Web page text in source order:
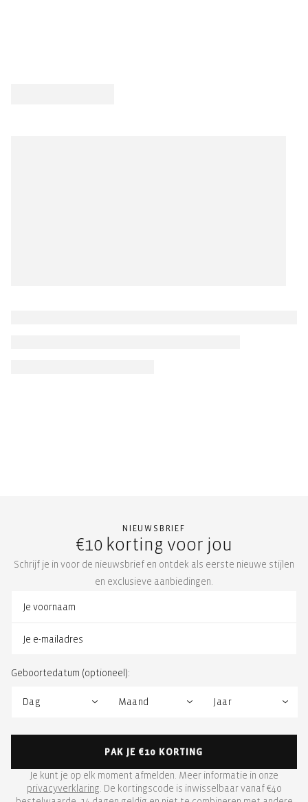
NIEUWSBRIEF
€10 korting voor jou
Schrijf je in voor de nieuwsbrief en ontdek als eerste nieuwe stijlen
en exclusieve aanbiedingen.
Geboortedatum (optioneel):
PAK JE €10 KORTING
Je kunt je op elk moment afmelden. Meer informatie in onze
privacyverklaring. De kortingscode is inwisselbaar vanaf €40